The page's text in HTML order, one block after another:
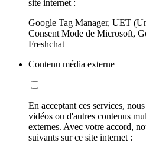
site internet :
Google Tag Manager, UET
Consent Mode de Microsoft,
Freshchat
Contenu média externe
En acceptant ces services,
vidéos ou d'autres contenus
externes. Avec votre accord,
suivants sur ce site internet :